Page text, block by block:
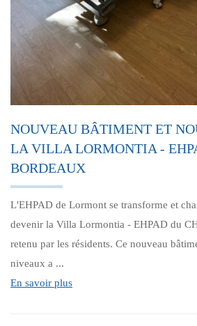
NOUVEAU BÂTIMENT ET
LA VILLA LORMONTIA -
BORDEAUX
L'EHPAD de Lormont se transforme et
devenir la Villa Lormontia - EHPAD du
retenu par les résidents. Ce nouveau
niveaux a ...
En savoir plus